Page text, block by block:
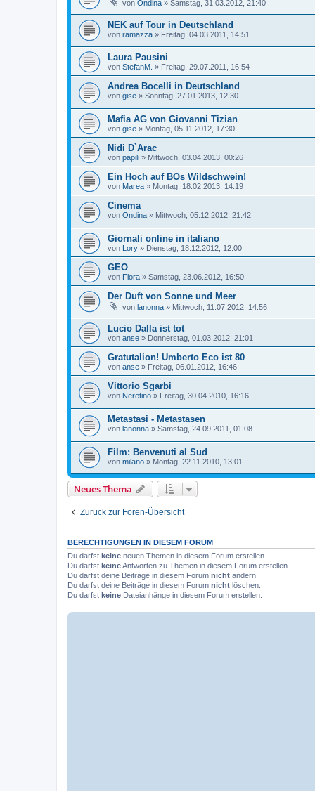
von Ondina » Samstag, 31.03.2012, 21:40
NEK auf Tour in Deutschland
von ramazza » Freitag, 04.03.2011, 14:51
Laura Pausini
von StefanM. » Freitag, 29.07.2011, 16:54
Andrea Bocelli in Deutschland
von gise » Sonntag, 27.01.2013, 12:30
Mafia AG von Giovanni Tizian
von gise » Montag, 05.11.2012, 17:30
Nidi D`Arac
von papili » Mittwoch, 03.04.2013, 00:26
Ein Hoch auf BOs Wildschwein!
von Marea » Montag, 18.02.2013, 14:19
Cinema
von Ondina » Mittwoch, 05.12.2012, 21:42
Giornali online in italiano
von Lory » Dienstag, 18.12.2012, 12:00
GEO
von Flora » Samstag, 23.06.2012, 16:50
Der Duft von Sonne und Meer
von lanonna » Mittwoch, 11.07.2012, 14:56
Lucio Dalla ist tot
von anse » Donnerstag, 01.03.2012, 21:01
Gratutalion! Umberto Eco ist 80
von anse » Freitag, 06.01.2012, 16:46
Vittorio Sgarbi
von Neretino » Freitag, 30.04.2010, 16:16
Metastasi - Metastasen
von lanonna » Samstag, 24.09.2011, 01:08
Film: Benvenuti al Sud
von milano » Montag, 22.11.2010, 13:01
Neues Thema
Zurück zur Foren-Übersicht
BERECHTIGUNGEN IN DIESEM FORUM
Du darfst keine neuen Themen in diesem Forum erstellen.
Du darfst keineAntworten zu Themen in diesem Forum erstellen.
Du darfst deine Beiträge in diesem Forum nicht ändern.
Du darfst deine Beiträge in diesem Forum nicht löschen.
Du darfst keine Dateianhänge in diesem Forum erstellen.